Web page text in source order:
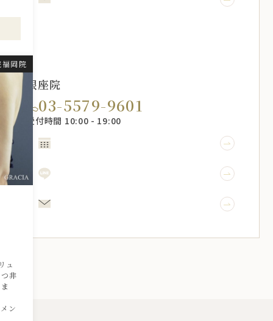
岡院
ュ
非
ン
銀座院
03-5579-9601
受付時間 10:00 - 19:00